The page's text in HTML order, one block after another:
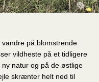
på blomstrende
vildheste på et tidligere
natur og på de østlige
skrænter helt ned til